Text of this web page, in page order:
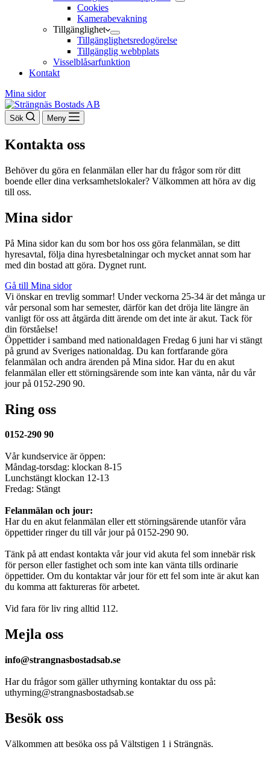
Cookies
Kamerabevakning
Tillgänglighet
Tillgänglighetsredogörelse
Tillgänglig webbplats
Visselblåsarfunktion
Kontakt
Mina sidor
Sök Meny
Kontakta oss
Behöver du göra en felanmälan eller har du frågor som rör ditt
boende eller dina verksamhetslokaler? Välkommen att höra av dig
till oss.
Mina sidor
På Mina sidor kan du som bor hos oss göra felanmälan, se ditt
hyresavtal, följa dina hyresbetalningar och mycket annat som har
med din bostad att göra. Dygnet runt.
Gå till Mina sidor
Vi önskar en trevlig sommar! Under veckorna 25-34 är det många ur
vår personal som har semester, därför kan det dröja lite längre än
vanligt för oss att åtgärda ditt ärende om det inte är akut. Tack för
din förståelse!
Öppettider i samband med nationaldagen Fredag 6 juni har vi stängt
på grund av Sveriges nationaldag. Du kan fortfarande göra
felanmälan och andra ärenden på Mina sidor. Har du en akut
felanmälan eller ett störningsärende som inte kan vänta, når du vår
jour på 0152-290 90.
Ring oss
0152-290 90
Vår kundservice är öppen:
Måndag-torsdag: klockan 8-15
Lunchstängt klockan 12-13
Fredag: Stängt
Felanmälan och jour:
Har du en akut felanmälan eller ett störningsärende utanför våra
öppettider ringer du till vår jour på 0152-290 90.
Tänk på att endast kontakta vår jour vid akuta fel som innebär risk
för person eller fastighet och som inte kan vänta tills ordinarie
öppettider. Om du kontaktar vår jour för ett fel som inte är akut kan
du komma att faktureras för arbetet.
Vid fara för liv ring alltid 112.
Mejla oss
info@strangnasbostadsab.se
Har du frågor som gäller uthyrning kontaktar du oss på:
uthyrning@strangnasbostadsab.se
Besök oss
Välkommen att besöka oss på Vältstigen 1 i Strängnäs.